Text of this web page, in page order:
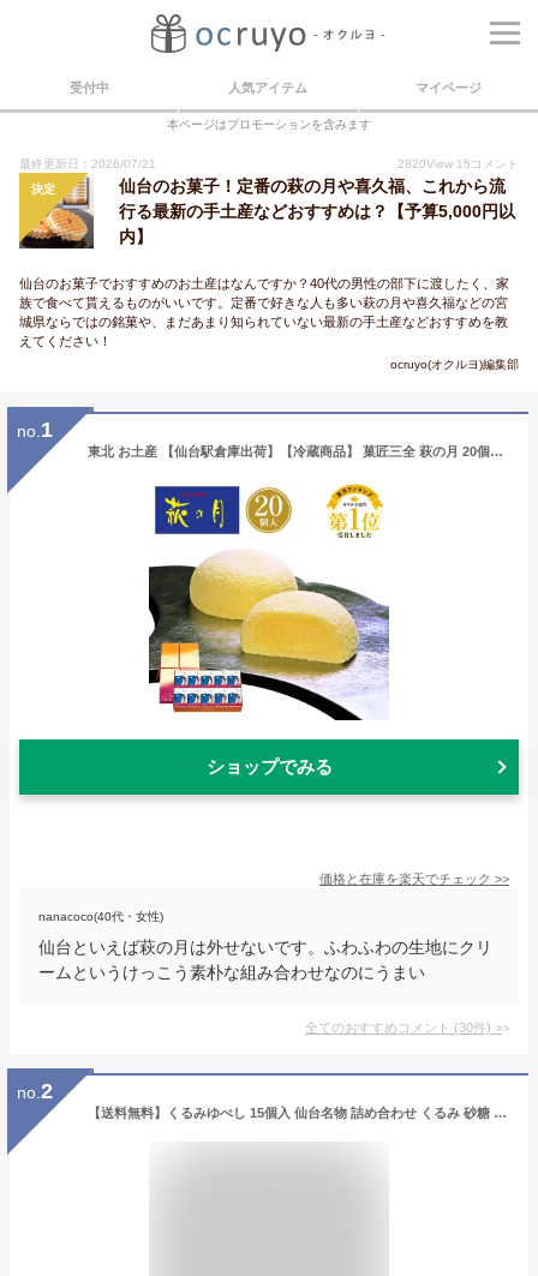
受付中 人気アイテム マイページ
本ページはプロモーションを含みます
最終更新日：2026/07/21 2820View 15 コメント
決定
仙台のお菓子！定番の萩の月や喜久福、これから流
行る最新の手土産などおすすめは？【予算5,000円以
内】
仙台のお菓子でおすすめのお土産はなんですか？40代の男性の部下に渡したく、家
族で食べて貰えるものがいいです。定番で好きな人も多い萩の月や喜久福などの宮
城県ならではの銘菓や、まだあまり知られていない最新の手土産などおすすめを教
えてください！
ocruyo(オクルヨ)編集部
no. 1
東北 お土産 【仙台駅倉庫出荷】【冷蔵商品】 菓匠三全 萩の月 20個入 仙台 お土産 東北 土産 東北みやげ お菓子 スイーツ 和菓子 カステラ ワッフル まんじゅう お年賀 お中元 御中元 お歳暮 御歳暮 内祝い お取り寄せ ギフト プレゼント のし可
ショップでみる
価格と在庫を楽天でチェック >>
nanacoco(40代・女性)
仙台といえば萩の月は外せないです。ふわふわの生地にクリ
ームというけっこう素朴な組み合わせなのにうまい
全てのおすすめコメント (30件) >
no. 2
【送料無料】くるみゆべし 15個入 仙台名物 詰め合わせ くるみ 砂糖 醤油 甘じょっぱく 元祖仙台駄菓子本舗熊谷屋 仙台 お取り寄せ 和菓子 菓子